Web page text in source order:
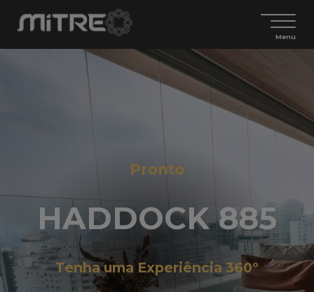
Menu
Pronto
HADDOCK 885
Tenha uma Experiência 360º